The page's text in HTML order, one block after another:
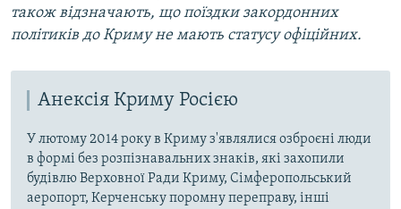
також відзначають, що поїздки закордонних
політиків до Криму не мають статусу офіційних.
Анексія Криму Росією
У лютому 2014 року в Криму з'являлися озброєні люди
в формі без розпізнавальних знаків, які захопили
будівлю Верховної Ради Криму, Сімферопольський
аеропорт, Керченську поромну переправу, інші